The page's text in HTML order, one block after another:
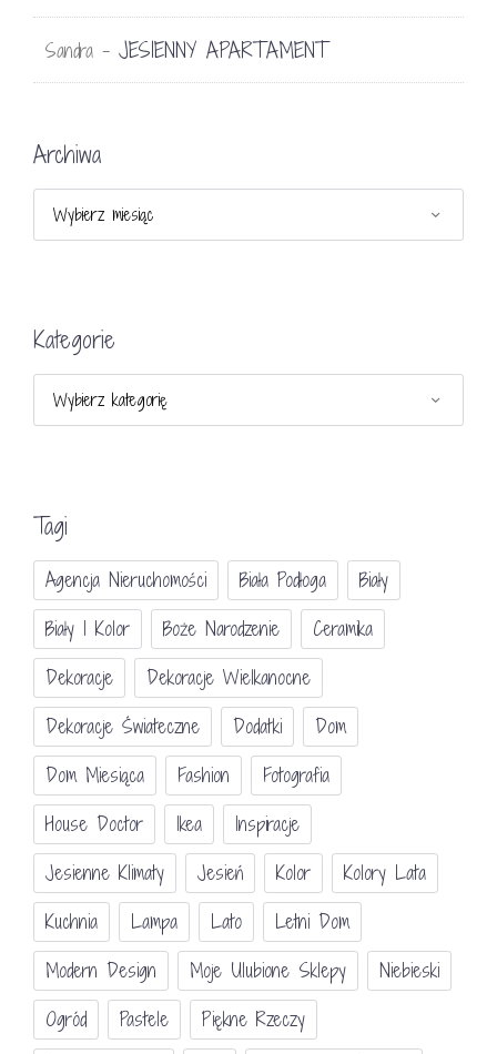
Sandra - JESIENNY APARTAMENT
Archiwa
Kategorie
Tagi
Agencja Nieruchomości Biała Podłoga
Biały
Biały I Kolor
Boże Narodzenie
Ceramika
Dekoracje
Dekoracje Wielkanocne
Dekoracje Świateczne
Dodatki
Dom
Dom Miesiąca
Fashion
Fotografia
House Doctor
Ikea
Inspiracje
Jesienne Klimaty
Jesień Kolor
Kolory Lata
Kuchnia
Lampa Lato
Letni Dom
Modern Design
Moje Ulubione Sklepy
Niebieski
Ogród
Pastele
Piękne Rzeczy